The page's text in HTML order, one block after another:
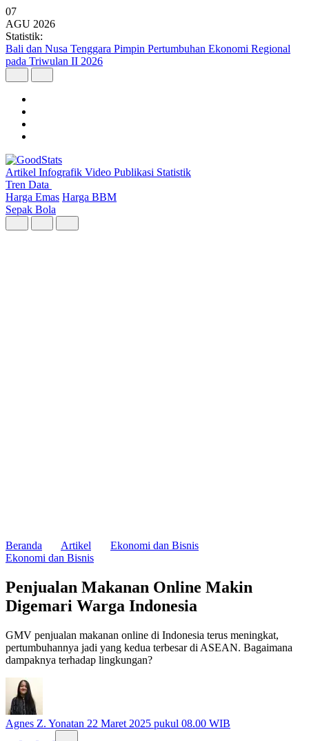
07
AGU 2026
Statistik:
Bali dan Nusa Tenggara Pimpin Pertumbuhan Ekonomi Regional
pada Triwulan II 2026
Artikel Infografik Video Publikasi Statistik
Tren Data
Harga Emas Harga BBM
Sepak Bola
Beranda Artikel
Ekonomi dan Bisnis
Ekonomi dan Bisnis
Penjualan Makanan Online Makin
Digemari Warga Indonesia
GMV penjualan makanan online di Indonesia terus meningkat,
pertumbuhannya jadi yang kedua terbesar di ASEAN. Bagaimana
dampaknya terhadap lingkungan?
Agnes Z. Yonatan 22 Maret 2025 pukul 08.00 WIB